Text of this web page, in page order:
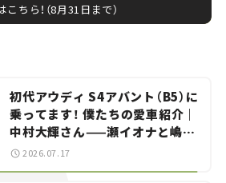
こちら！（8月31日まで）
初代アウディ S4アバント（B5）に
乗ってます！ 僕たちの愛車紹介｜
中村大輝さん——瀬イオナと嶋田
智之の「クルマでざっくばらんば
らん！」＃20
2026.07.17